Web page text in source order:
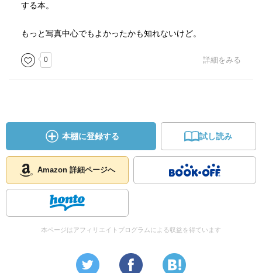
する本。
もっと写真中心でもよかったかも知れないけど。
0 詳細をみる
本棚に登録する 試し読み
Amazon 詳細ページへ
本ページはアフィリエイトプログラムによる収益を得ています